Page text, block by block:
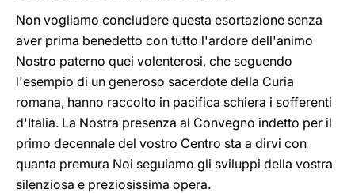
Non vogliamo concludere questa esortazione senza
aver prima benedetto con tutto l'ardore dell'animo
Nostro paterno quei volenterosi, che seguendo
l'esempio di un generoso sacerdote della Curia
romana, hanno raccolto in pacifica schiera i sofferenti
d'Italia. La Nostra presenza al Convegno indetto per il
primo decennale del vostro Centro sta a dirvi con
quanta premura Noi seguiamo gli sviluppi della vostra
silenziosa e preziosissima opera.